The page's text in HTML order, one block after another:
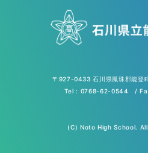
〒927-0433 石川県鳳珠郡能登
Tel : 0768-62-0544 /
(C) Noto High School.